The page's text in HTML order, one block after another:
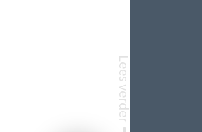
Lees verder